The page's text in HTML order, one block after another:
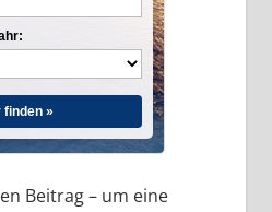
»
Beitrag – um eine